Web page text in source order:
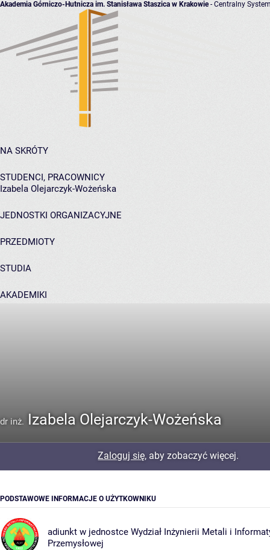
Akademia Górniczo-Hutnicza im. Stanisława Staszica w Krakowie- Centralny
NA SKRÓTY
STUDENCI, PRACOWNICY
Izabela Olejarczyk-Wożeńska
JEDNOSTKI ORGANIZACYJNE
PRZEDMIOTY
STUDIA
AKADEMIKI
dr inż. Izabela Olejarczyk-Wożeńska
Zaloguj się, aby zobaczyć więcej.
PODSTAWOWE INFORMACJE O UŻYTKOWNIKU
adiunkt w jednostce Wydział Inżynierii Metali i
Przemysłowej